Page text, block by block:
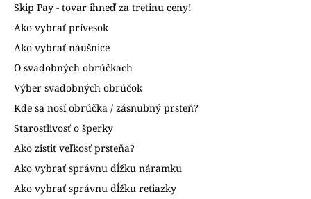
Skip Pay - tovar ihneď za tretinu ceny!
Ako vybrať prívesok
Ako vybrať náušnice
O svadobných obrúčkach
Výber svadobných obrúčok
Kde sa nosí obrúčka / zásnubný prsteň?
Starostlivosť o šperky
Ako zistiť veľkosť prsteňa?
Ako vybrať správnu dĺžku náramku
Ako vybrať správnu dĺžku retiazky